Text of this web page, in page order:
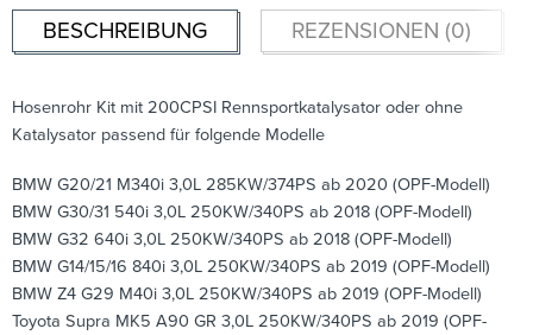
BESCHREIBUNG REZENSIONEN (0)
Hosenrohr Kit mit 200CPSI Rennsportkatalysator oder ohne
Katalysator passend für folgende Modelle
BMW G20/21 M340i 3,0L 285KW/374PS ab 2020 (OPF-Modell)
BMW G30/31 540i 3,0L 250KW/340PS ab 2018 (OPF-Modell)
BMW G32 640i 3,0L 250KW/340PS ab 2018 (OPF-Modell)
BMW G14/15/16 840i 3,0L 250KW/340PS ab 2019 (OPF-Modell)
BMW Z4 G29 M40i 3,0L 250KW/340PS ab 2019 (OPF-Modell)
Toyota Supra MK5 A90 GR 3,0L 250KW/340PS ab 2019 (OPF-